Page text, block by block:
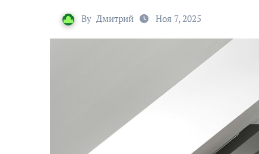
By Дмитрий Ноя 7, 2025